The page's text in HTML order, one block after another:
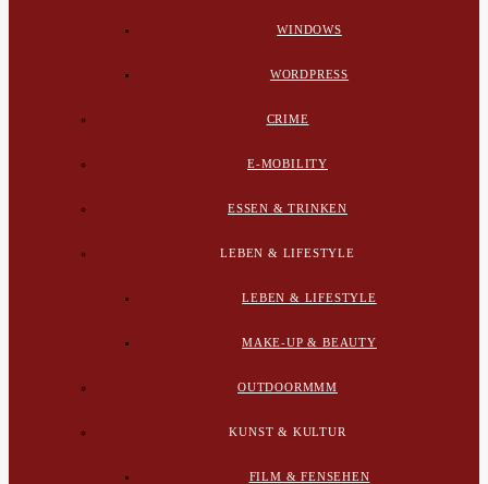
WINDOWS
WORDPRESS
CRIME
E-MOBILITY
ESSEN & TRINKEN
LEBEN & LIFESTYLE
LEBEN & LIFESTYLE
MAKE-UP & BEAUTY
OUTDOORMMM
KUNST & KULTUR
FILM & FENSEHEN